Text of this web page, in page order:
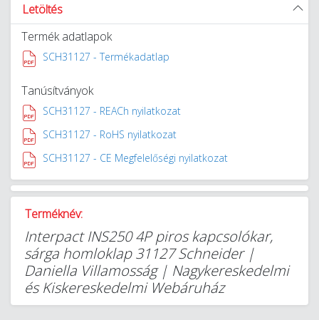
Letöltés
Termék adatlapok
SCH31127 - Termékadatlap
Tanúsítványok
SCH31127 - REACh nyilatkozat
SCH31127 - RoHS nyilatkozat
SCH31127 - CE Megfelelőségi nyilatkozat
Terméknév:
Interpact INS250 4P piros kapcsolókar,
sárga homloklap 31127 Schneider |
Daniella Villamosság | Nagykereskedelmi
és Kiskereskedelmi Webáruház